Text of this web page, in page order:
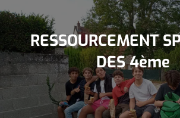
RESSOURCEMENT
DES 4ème